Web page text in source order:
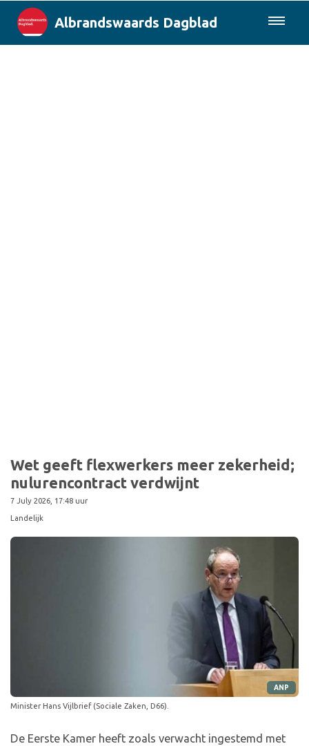
Albrandswaards Dagblad
Wet geeft flexwerkers meer zekerheid;
nulurencontract verdwijnt
7 July 2026, 17:48 uur
Landelijk
ANP
Minister Hans Vijlbrief (Sociale Zaken, D66).
De Eerste Kamer heeft zoals verwacht ingestemd met